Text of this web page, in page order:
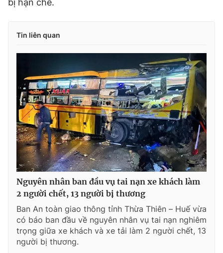
bị hạn chế.
Tin liên quan
Nguyên nhân ban đầu vụ tai nạn xe khách làm
2 người chết, 13 người bị thương
Ban An toàn giao thông tỉnh Thừa Thiên – Huế vừa
có báo ban đầu về nguyên nhân vụ tai nạn nghiêm
trọng giữa xe khách và xe tải làm 2 người chết, 13
người bị thương.